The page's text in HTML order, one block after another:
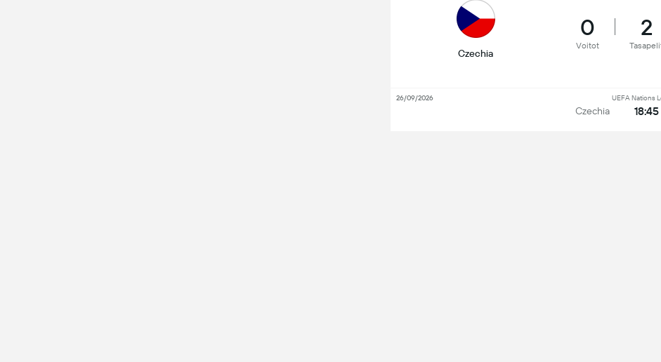
Czechia
0
Voitot
2
Czechia
UEFA Nations
18:45
26/09/2026